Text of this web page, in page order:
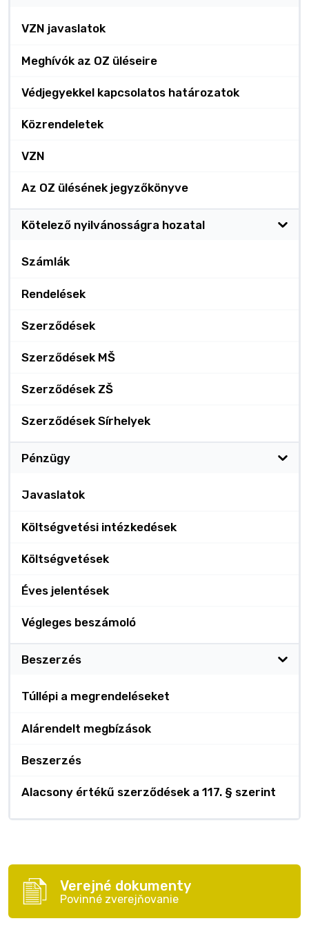
VZN javaslatok
Meghívók az OZ üléseire
Védjegyekkel kapcsolatos határozatok
Közrendeletek
VZN
Az OZ ülésének jegyzőkönyve
Kötelező nyilvánosságra hozatal
Számlák
Rendelések
Szerződések
Szerződések MŠ
Szerződések ZŠ
Szerződések Sírhelyek
Pénzügy
Javaslatok
Költségvetési intézkedések
Költségvetések
Éves jelentések
Végleges beszámoló
Beszerzés
Túllépi a megrendeléseket
Alárendelt megbízások
Beszerzés
Alacsony értékű szerződések a 117. § szerint
Verejné dokumenty
Povinné zverejňovanie